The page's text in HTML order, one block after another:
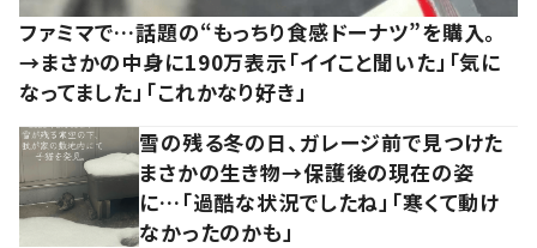
ファミマで…話題の“もっちり食感ドーナツ”を購入。
→まさかの中身に190万表示「イイこと聞いた」「気に
なってました」「これかなり好き」
雪の残る冬の日、ガレージ前で見つけた
まさかの生き物→保護後の現在の姿
に…「過酷な状況でしたね」「寒くて動け
なかったのかも」